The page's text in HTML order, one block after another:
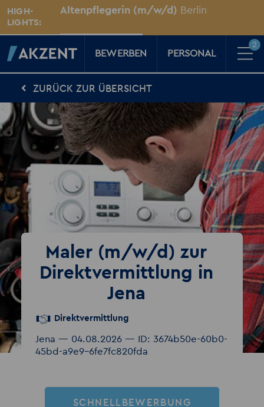
HIGH-
LIGHTS:
Altenpflegerin (m/w/d) Berlin
Für Kandidaten
Karriere-Kompass
News, Tipps & Tricks rund um deinen Traumjob
Für Unternehmen
Kompass für Personaler
News rund um den Arbeitsplatz
Über AKZENT
Für Sie vor Ort
AKZENT-Shop
Für unsere größten Fans
Merkzettel 2
BEWERBEN PERSONAL
2
ZURÜCK ZUR ÜBERSICHT
Maler (m/w/d) zur
Direktvermittlung in
Jena
Direktvermittlung
Jena — 04.08.2026 — ID: 3674b50e-60b0-
45bd-a9e9-6fe7fc820fda
SCHNELLBEWERBUNG